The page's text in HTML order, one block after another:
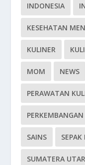
INDONESIA
KESEHATAN
KULINER
MOM NEWS
PERAWATAN
SAINS SEPAK
SUMATERA